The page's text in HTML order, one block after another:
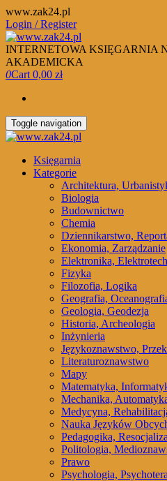
Skip
to
the
content
www.zak24.pl
Login / Register
INTERNETOWA KSIĘGARNIA
AKADEMICKA
0Cart 0,00 zł
Toggle navigation
Księgarnia
Kategorie
Architektura,
Biologia
Budownictwo
Chemia
Dziennikarstwo,
Ekonomia, Zarządzanie
Elektronika,
Fizyka
Filozofia, Logika
Geografia,
Geologia, Geodezja
Historia, Archeologia
Inżynieria
Językoznawstwo,
Literaturoznawstwo
Mapy
Matematyka,
Mechanika,
Medycyna,
Nauka Języków
Pedagogika,
Politologia,
Prawo
Psychologia,